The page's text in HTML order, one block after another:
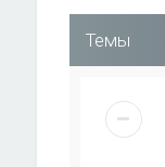
Темы